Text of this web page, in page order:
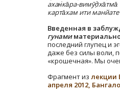
ахан̇ка̄ра-вимӯд̣ха̄тма̄
карта̄хам ити манйате
Введенная в
гунами
последний глупец и
даже без силы воли,
«крошечная». Мы
Фрагмент из лекции
апреля 2012,